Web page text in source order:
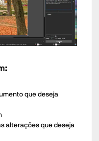
que deseja
alterações que deseja